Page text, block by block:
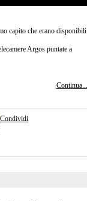
capito che erano disponibili
Argos puntate a
Continua...
Condividi